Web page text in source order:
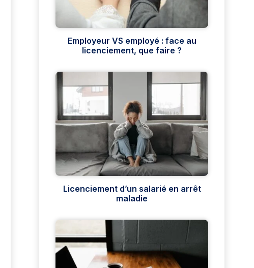
Employeur VS employé : face au
licenciement, que faire ?
Licenciement d’un salarié en arrêt
maladie